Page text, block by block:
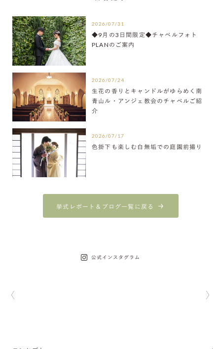
2026/07/31
◆9月の3日間限定◆チャペルフォト
PLANのご案内
2026/07/24
生花の香りとキャンドルがゆらめく南
青山ル・アンジェ教会のチャペルご紹
介
2026/07/17
色掛下も楽しむ白無垢での庭園前撮り
挙式レポート＆ブログ一覧に戻る
公式インスタグラム